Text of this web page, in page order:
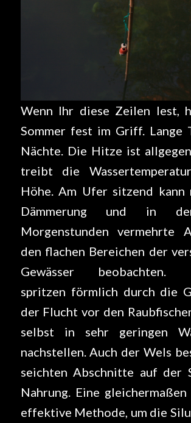
Wenn Ihr diese Zeilen lest,
Sommer fest im Griff. Lange
Nächte. Die Hitze ist
treibt die
Höhe. Am Ufer sitzend kann
Dämmerung und in
Morgenstunden vermehrte
den flachen Bereichen der
Gewässer beobachten.
spritzen förmlich durch die
der Flucht vor den
selbst in sehr geringen
nachstellen. Auch der Wels
seichten Abschnitte auf der
Nahrung. Eine
effektive Methode, um die